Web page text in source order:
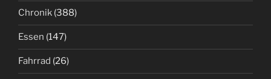
Chronik (388)
Essen (147)
Fahrrad (26)